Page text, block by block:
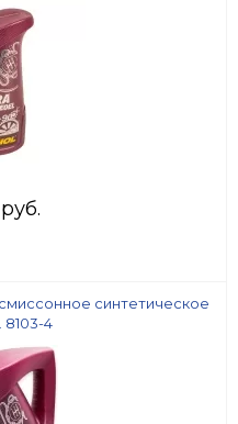
синтетическое
8103-4